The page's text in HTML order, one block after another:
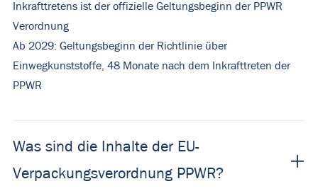
Inkrafttretens ist der offizielle Geltungsbeginn der PPWR
Verordnung
Ab 2029: Geltungsbeginn der Richtlinie über
Einwegkunststoffe, 48 Monate nach dem Inkrafttreten der
PPWR
Was sind die Inhalte der EU-
Verpackungsverordnung PPWR?